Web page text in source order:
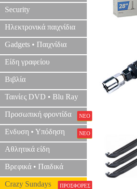
Security
Ηλεκτρονικά παιχνίδια
Gadgets • Παιχνίδια
Είδη γραφείου
Βιβλία
Ταινίες DVD • Blu Ray
Προσωπική φροντίδα ΝΕΟ
Ενδυση • Υπόδηση ΝΕΟ
Αθλητικά είδη
Βρεφικά • Παιδικά
Crazy Sundays ΠΡΟΣΦΟΡΕΣ